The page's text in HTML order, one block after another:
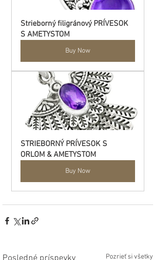
Strieborný filigránový PRÍVESOK
S AMETYSTOM
Buy Now
STRIEBORNÝ PRÍVESOK S
ORLOM & AMETYSTOM
Buy Now
Pozrieť si všetky